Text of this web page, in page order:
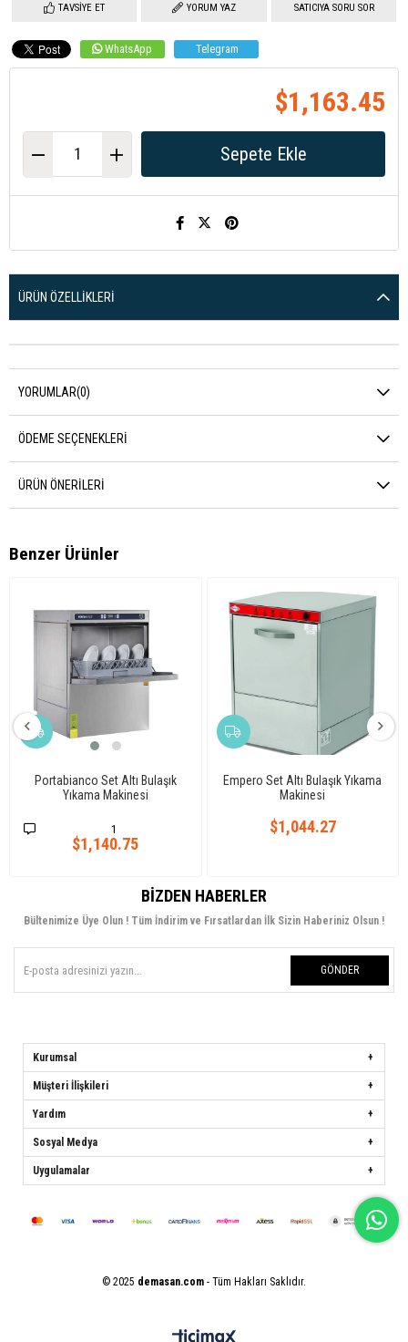
TAVSIYE ET YORUM YAZ SATICIYA SORU SOR
WhatsApp Telegram
$1,163.45
ÜRÜN ÖZELLIKLERI
YORUMLAR(0)
ÖDEME SEÇENEKLERI
ÜRÜN ÖNERILERI
Benzer Ürünler
Portabianco Set Altı Bulaşık
Yıkama Makinesi
1
$1,140.75
Empero Set Altı Bulaşık Yıkama
Makinesi
$1,044.27
BIZDEN HABERLER
Bültenimize Üye Olun ! Tüm İndirim ve Fırsatlardan İlk Sizin Haberiniz Olsun !
GÖNDER
Kurumsal
Müşteri İlişkileri
Yardım
Sosyal Medya
Uygulamalar
© 2025 demasan.com - Tüm Hakları Saklıdır.